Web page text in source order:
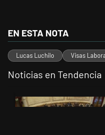
EN ESTA NOTA
Lucas Luchilo Visas
Noticias en Tendencia
Un artículo de tendencia con